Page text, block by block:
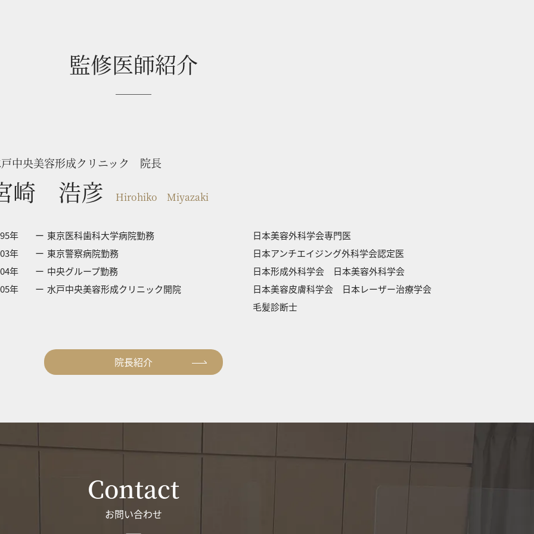
監修医師紹介
中央美容形成クリニック 院長
崎 浩彦 Hirohiko Miyazaki
年
東京医科歯科大学病院勤務
年
東京警察病院勤務
年
中央グループ勤務
年
水戸中央美容形成クリニック開院
日本美容外科学会専門医
日本アンチエイジング外科学会認定医
日本形成外科学会 日本美容外科学会
日本美容皮膚科学会 日本レーザー治療学会
毛髪診断士
院長紹介
Contact
お問い合わせ